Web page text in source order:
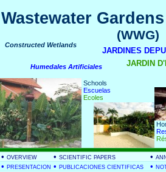
Wastewater
Constructed Wetlands
Humedales Artificiales
(WWG)
JARDINES
JARDIN
Schools
Escuelas
Ecoles
• OVERVIEW • SCIENTIFIC PAPERS •
• PRESENTACION • PUBLICACIONES CIENTIFICAS •